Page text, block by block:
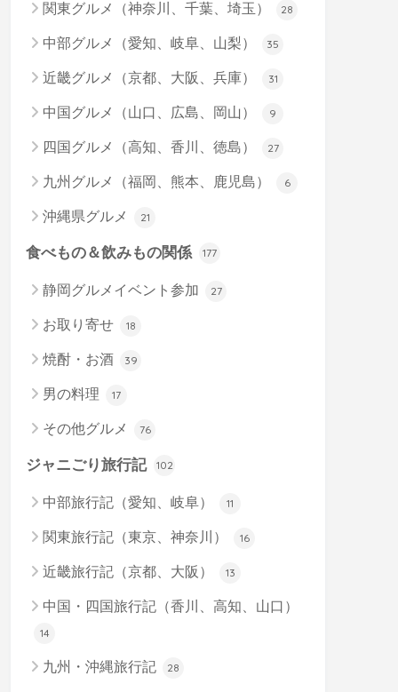
関東グルメ（神奈川、千葉、埼玉） 28
中部グルメ（愛知、岐阜、山梨） 35
近畿グルメ（京都、大阪、兵庫） 31
中国グルメ（山口、広島、岡山） 9
四国グルメ（高知、香川、徳島） 27
九州グルメ（福岡、熊本、鹿児島） 6
沖縄県グルメ 21
食べもの＆飲みもの関係 177
静岡グルメイベント参加 27
お取り寄せ 18
焼酎・お酒 39
男の料理 17
その他グルメ 76
ジャニごり旅行記 102
中部旅行記（愛知、岐阜） 11
関東旅行記（東京、神奈川） 16
近畿旅行記（京都、大阪） 13
中国・四国旅行記（香川、高知、山口）
14
九州・沖縄旅行記 28